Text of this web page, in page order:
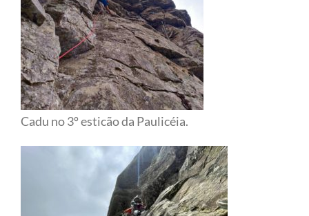
Cadu no 3º esticão da Paulicéia.